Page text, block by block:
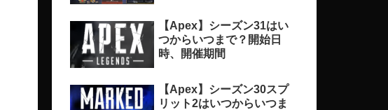
【Apex】シーズン31はい
つからいつまで？開始日
時、開催期間
【Apex】シーズン30スプ
リット2はいつからいつま